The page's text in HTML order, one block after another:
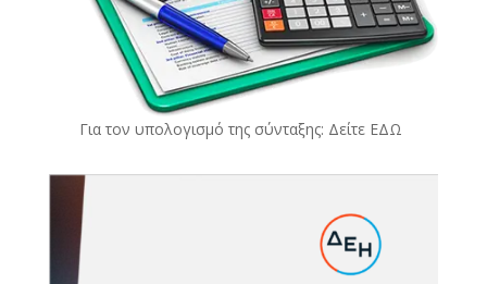
Για τον υπολογισμό της σύνταξης: Δείτε ΕΔΩ